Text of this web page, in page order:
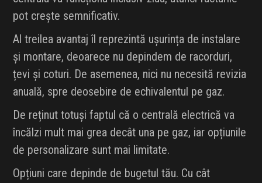
pot crește semnificativ.
Al treilea avantaj îl reprezintă ușurința de instalare
și montare, deoarece nu depindem de racorduri,
țevi și coturi. De asemenea, nici nu necesită revizia
anuală, spre deosebire de echivalentul pe gaz.
De reținut totuși faptul că o centrală electrică va
încălzi mult mai grea decât una pe gaz, iar opțiunile
de personalizare sunt mai limitate.
Opțiuni care depinde de bugetul tău. Cu cât